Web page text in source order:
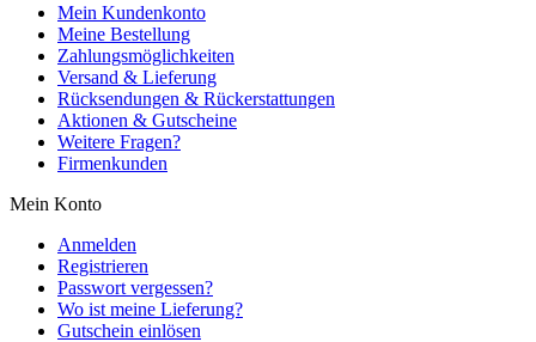
Mein Kundenkonto
Meine Bestellung
Zahlungsmöglichkeiten
Versand & Lieferung
Rücksendungen & Rückerstattungen
Aktionen & Gutscheine
Weitere Fragen?
Firmenkunden
Mein Konto
Anmelden
Registrieren
Passwort vergessen?
Wo ist meine Lieferung?
Gutschein einlösen